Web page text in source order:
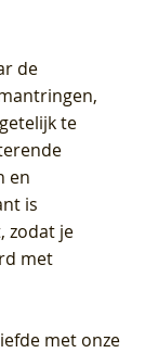
de
te
en
is
zodat je
met
met onze